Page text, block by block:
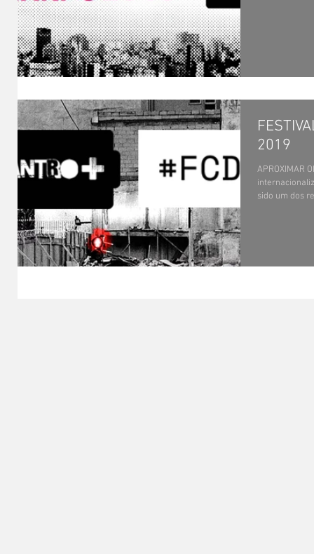
2019
APROXIMAR
sido um dos